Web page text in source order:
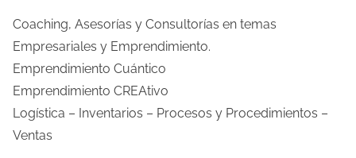
Coaching, Asesorías y Consultorías en temas
Empresariales y Emprendimiento.
Emprendimiento Cuántico
Emprendimiento CREAtivo
Logística – Inventarios – Procesos y Procedimientos –
Ventas